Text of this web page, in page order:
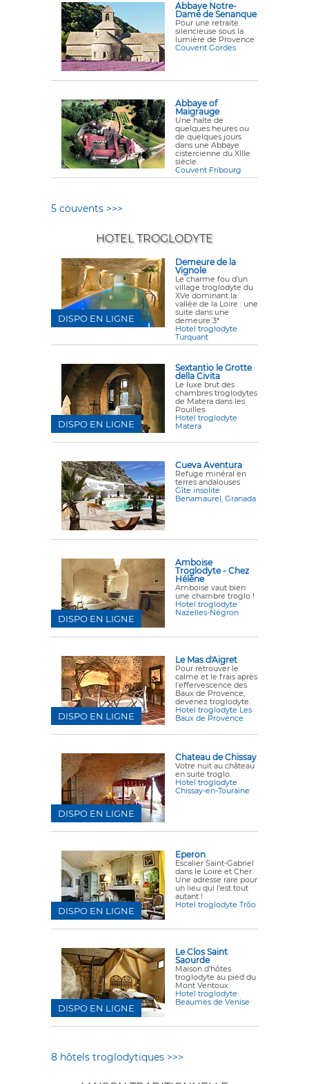
Abbaye Notre-
Dame de Senanque
Pour une retraite
silencieuse sous la
lumière de Provence
Couvent Gordes
Abbaye of
Maigrauge
Une halte de
quelques heures ou
de quelques jours
dans une Abbaye
cistercienne du XIIIe
siècle.
Couvent Fribourg
5 couvents >>>
HOTEL TROGLODYTE
Demeure de la
Vignole
Le charme fou d'un
village troglodyte du
XVe dominant la
vallée de la Loire : une
suite dans une
demeure 3*
Hotel troglodyte
Turquant
DISPO EN LIGNE
Sextantio le Grotte
della Civita
Le luxe brut des
chambres troglodytes
de Matera dans les
Pouilles.
Hotel troglodyte
Matera
DISPO EN LIGNE
Cueva Aventura
Refuge minéral en
terres andalouses
Gîte insolite
Benamaurel, Granada
Amboise
Troglodyte - Chez
Hélène
Amboise vaut bien
une chambre troglo !
Hotel troglodyte
Nazelles-Négron
DISPO EN LIGNE
Le Mas d'Aigret
Pour retrouver le
calme et le frais après
l'effervescence des
Baux de Provence,
devenez troglodyte.
Hotel troglodyte Les
Baux de Provence
DISPO EN LIGNE
Chateau de Chissay
Votre nuit au château
en suite troglo.
Hotel troglodyte
Chissay-en-Touraine
DISPO EN LIGNE
Eperon
Escalier Saint-Gabriel
dans le Loire et Cher.
Une adresse rare pour
un lieu qui l'est tout
autant !
Hotel troglodyte Trôo
DISPO EN LIGNE
Le Clos Saint
Saourde
Maison d'hôtes
troglodyte au pied du
Mont Ventoux.
Hotel troglodyte
Beaumes de Venise
DISPO EN LIGNE
8 hôtels troglodytiques >>>